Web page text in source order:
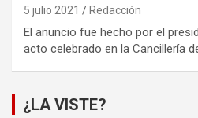
5 julio 2021 Redacción
El anuncio fue hecho por el
acto celebrado en la Cancillería
¿LA VISTE?